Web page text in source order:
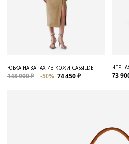
ЮБКА НА ЗАПАХ ИЗ КОЖИ CASSILDE
148 900 ₽ -50% 74 450 ₽ 73